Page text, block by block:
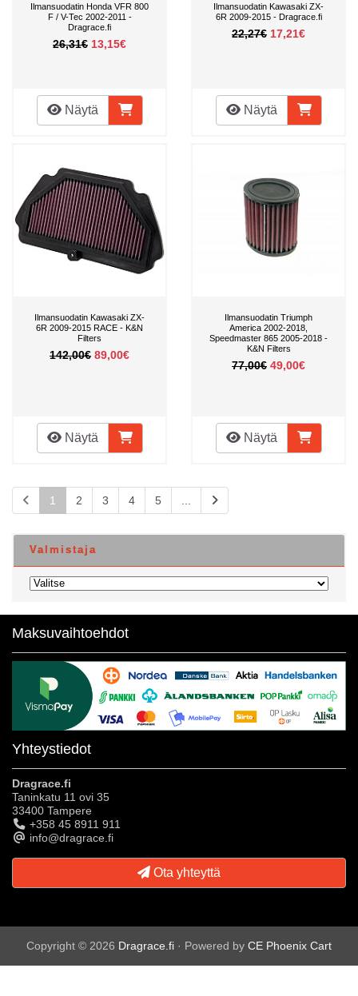
Ilmansuodatin Honda VFR 800
F / V-Tec 2002-2011 -
Dragrace.fi
26,31€ 13,15€
Näytä
Ilmansuodatin Kawasaki ZX-
6R 2009-2015 - Dragrace.fi
22,27€ 17,21€
Näytä
Ilmansuodatin Kawasaki ZX-
6R 2009-2015 RACE - K&N
Filters
142,00€ 89,00€
Näytä
Ilmansuodatin Triumph
America 2002-2018,
Speedmaster 865 2005-2018 -
K&N Filters
77,00€ 49,00€
Näytä
1 2 3 4 5
Valmistaja
Maksuvaihtoehdot
Yhteystiedot
Dragrace.fi
Taninkatu 11 ovi 35
33400 Tampere
+358 45 8911 911
info@dragrace.fi
Ota yhteyttä
Copyright © 2026 Dragrace.fi · Powered by CE Phoenix Cart